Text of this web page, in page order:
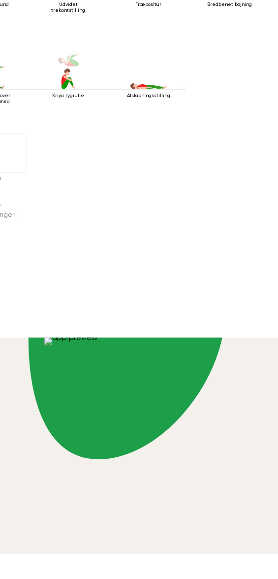
Udvidet
trekantstilling
Træpositur Bredbenet bøjning
Kriya rygrulle Afslapningsstilling
i